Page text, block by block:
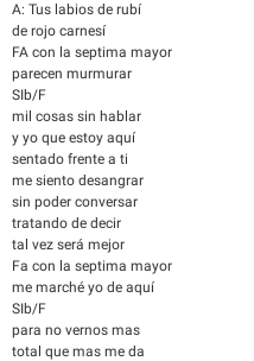
A: Tus labios de rubí
de rojo carnesí
FA con la septima mayor
parecen murmurar
SIb/F
mil cosas sin hablar
y yo que estoy aquí
sentado frente a ti
me siento desangrar
sin poder conversar
tratando de decir
tal vez será mejor
Fa con la septima mayor
me marché yo de aquí
SIb/F
para no vernos mas
total que mas me da